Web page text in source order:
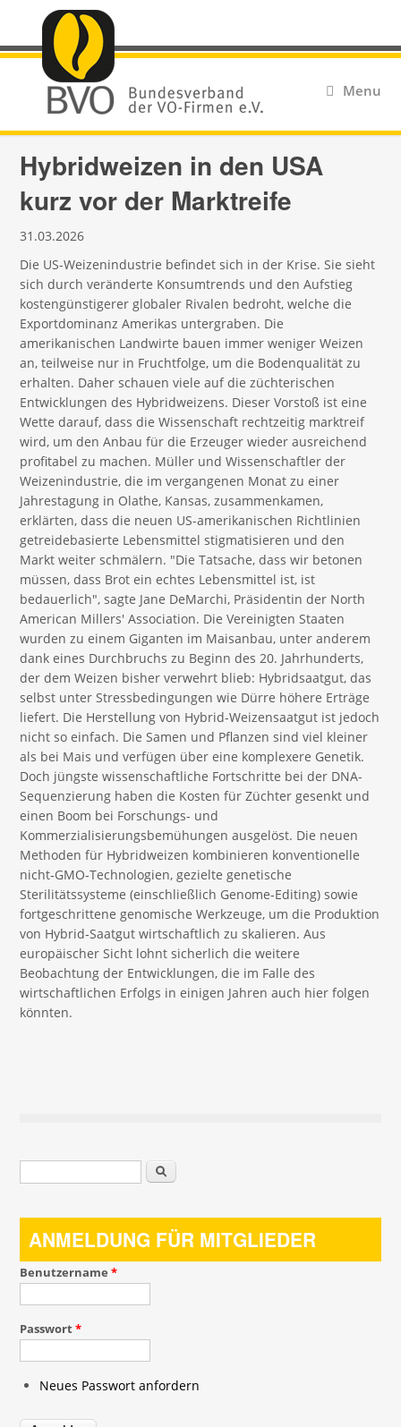
Menu
Hybridweizen in den USA
kurz vor der Marktreife
31.03.2026
Die US-Weizenindustrie befindet sich in der Krise. Sie sieht
sich durch veränderte Konsumtrends und den Aufstieg
kostengünstigerer globaler Rivalen bedroht, welche die
Exportdominanz Amerikas untergraben. Die
amerikanischen Landwirte bauen immer weniger Weizen
an, teilweise nur in Fruchtfolge, um die Bodenqualität zu
erhalten. Daher schauen viele auf die züchterischen
Entwicklungen des Hybridweizens. Dieser Vorstoß ist eine
Wette darauf, dass die Wissenschaft rechtzeitig marktreif
wird, um den Anbau für die Erzeuger wieder ausreichend
profitabel zu machen. Müller und Wissenschaftler der
Weizenindustrie, die im vergangenen Monat zu einer
Jahrestagung in Olathe, Kansas, zusammenkamen,
erklärten, dass die neuen US-amerikanischen Richtlinien
getreidebasierte Lebensmittel stigmatisieren und den
Markt weiter schmälern. "Die Tatsache, dass wir betonen
müssen, dass Brot ein echtes Lebensmittel ist, ist
bedauerlich", sagte Jane DeMarchi, Präsidentin der North
American Millers' Association. Die Vereinigten Staaten
wurden zu einem Giganten im Maisanbau, unter anderem
dank eines Durchbruchs zu Beginn des 20. Jahrhunderts,
der dem Weizen bisher verwehrt blieb: Hybridsaatgut, das
selbst unter Stressbedingungen wie Dürre höhere Erträge
liefert. Die Herstellung von Hybrid-Weizensaatgut ist jedoch
nicht so einfach. Die Samen und Pflanzen sind viel kleiner
als bei Mais und verfügen über eine komplexere Genetik.
Doch jüngste wissenschaftliche Fortschritte bei der DNA-
Sequenzierung haben die Kosten für Züchter gesenkt und
einen Boom bei Forschungs- und
Kommerzialisierungsbemühungen ausgelöst. Die neuen
Methoden für Hybridweizen kombinieren konventionelle
nicht‑GMO‑Technologien, gezielte genetische
Sterilitätssysteme (einschließlich Genome‑Editing) sowie
fortgeschrittene genomische Werkzeuge, um die Produktion
von Hybrid‑Saatgut wirtschaftlich zu skalieren. Aus
europäischer Sicht lohnt sicherlich die weitere
Beobachtung der Entwicklungen, die im Falle des
wirtschaftlichen Erfolgs in einigen Jahren auch hier folgen
könnten.
Suchformular Suche
ANMELDUNG FÜR MITGLIEDER
Benutzername*
Passwort*
Neues Passwort anfordern